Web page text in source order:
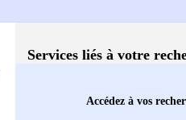
Services liés à votre
Accédez à vos